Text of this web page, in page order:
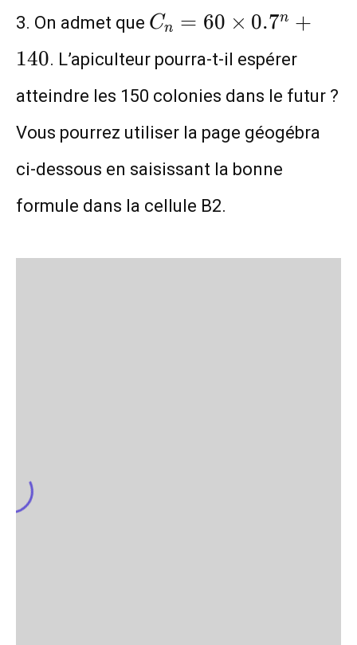
3. On admet que C_n=60\times
Cn = 60 × 0.7n +
140. L’apiculteur pourra-t-il espérer
atteindre les 150 colonies dans le futur ?
Vous pourrez utiliser la page géogébra
ci-dessous en saisissant la bonne
formule dans la cellule B2.